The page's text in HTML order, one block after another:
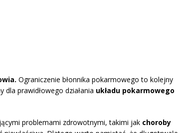
Ograniczenie błonnika pokarmowego to kolejny
dla prawidłowego działania układu pokarmowego
problemami zdrowotnymi, takimi jak choroby